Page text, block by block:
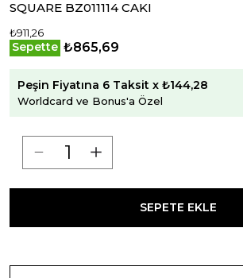
SQUARE BZ011114 CAKI
₺911,26
Sepette ₺865,69
Peşin Fiyatına 6 Taksit x ₺144,28
Worldcard ve Bonus'a Özel
SEPETE EKLE